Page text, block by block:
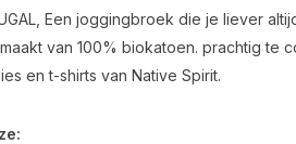
Een joggingbroek die je liever
van 100% biokatoen. prachtig te
en t-shirts van Native Spirit.